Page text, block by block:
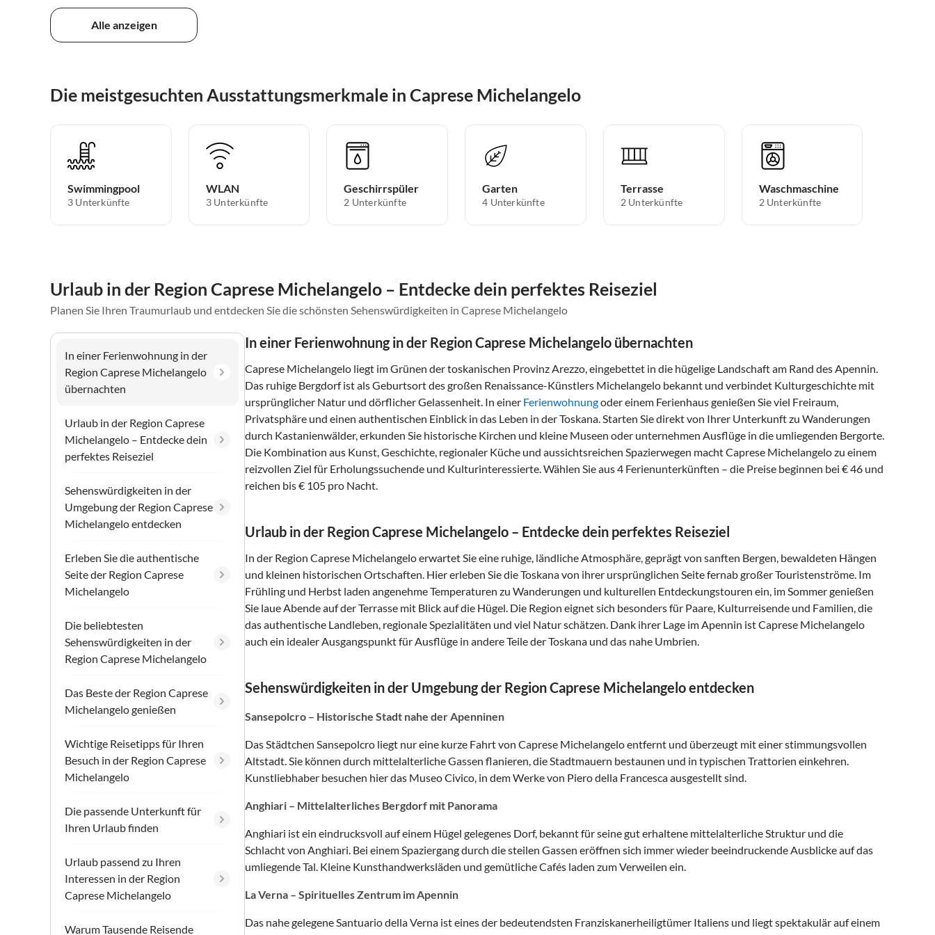
Alle anzeigen
Die meistgesuchten Ausstattungsmerkmale in Caprese Michelangelo
Swimmingpool
3 Unterkünfte
WLAN
3 Unterkünfte
Geschirrspüler
2 Unterkünfte
Garten
4 Unterkünfte
Terrasse
2 Unterkünfte
Waschmaschine
2 Unterkünfte
Urlaub in der Region Caprese Michelangelo – Entdecke dein perfektes Reiseziel
Planen Sie Ihren Traumurlaub und entdecken Sie die schönsten Sehenswürdigkeiten in Caprese Michelangelo
In einer Ferienwohnung in der
Region Caprese Michelangelo
übernachten
Urlaub in der Region Caprese
Michelangelo – Entdecke dein
perfektes Reiseziel
Sehenswürdigkeiten in der
Umgebung der Region Caprese
Michelangelo entdecken
Erleben Sie die authentische
Seite der Region Caprese
Michelangelo
Die beliebtesten
Sehenswürdigkeiten in der
Region Caprese Michelangelo
Das Beste der Region Caprese
Michelangelo genießen
Wichtige Reisetipps für Ihren
Besuch in der Region Caprese
Michelangelo
Die passende Unterkunft für
Ihren Urlaub finden
Urlaub passend zu Ihren
Interessen in der Region
Caprese Michelangelo
Warum Tausende Reisende
In einer Ferienwohnung in der Region Caprese Michelangelo übernachten
Caprese Michelangelo liegt im Grünen der toskanischen Provinz Arezzo, eingebettet in die hügelige Landschaft am Rand des Apennin.
Das ruhige Bergdorf ist als Geburtsort des großen Renaissance-Künstlers Michelangelo bekannt und verbindet Kulturgeschichte mit
ursprünglicher Natur und dörflicher Gelassenheit. In einer Ferienwohnungoder einem Ferienhaus genießen Sie viel Freiraum,
Privatsphäre und einen authentischen Einblick in das Leben in der Toskana. Starten Sie direkt von Ihrer Unterkunft zu Wanderungen
durch Kastanienwälder, erkunden Sie historische Kirchen und kleine Museen oder unternehmen Ausflüge in die umliegenden Bergorte.
Die Kombination aus Kunst, Geschichte, regionaler Küche und aussichtsreichen Spazierwegen macht Caprese Michelangelo zu einem
reizvollen Ziel für Erholungssuchende und Kulturinteressierte. Wählen Sie aus 4 Ferienunterkünften – die Preise beginnen bei € 46 und
reichen bis € 105 pro Nacht.
Urlaub in der Region Caprese Michelangelo – Entdecke dein perfektes Reiseziel
In der Region Caprese Michelangelo erwartet Sie eine ruhige, ländliche Atmosphäre, geprägt von sanften Bergen, bewaldeten Hängen
und kleinen historischen Ortschaften. Hier erleben Sie die Toskana von ihrer ursprünglichen Seite fernab großer Touristenströme. Im
Frühling und Herbst laden angenehme Temperaturen zu Wanderungen und kulturellen Entdeckungstouren ein, im Sommer genießen
Sie laue Abende auf der Terrasse mit Blick auf die Hügel. Die Region eignet sich besonders für Paare, Kulturreisende und Familien, die
das authentische Landleben, regionale Spezialitäten und viel Natur schätzen. Dank ihrer Lage im Apennin ist Caprese Michelangelo
auch ein idealer Ausgangspunkt für Ausflüge in andere Teile der Toskana und das nahe Umbrien.
Sehenswürdigkeiten in der Umgebung der Region Caprese Michelangelo entdecken
Sansepolcro – Historische Stadt nahe der Apenninen
Das Städtchen Sansepolcro liegt nur eine kurze Fahrt von Caprese Michelangelo entfernt und überzeugt mit einer stimmungsvollen
Altstadt. Sie können durch mittelalterliche Gassen flanieren, die Stadtmauern bestaunen und in typischen Trattorien einkehren.
Kunstliebhaber besuchen hier das Museo Civico, in dem Werke von Piero della Francesca ausgestellt sind.
Anghiari – Mittelalterliches Bergdorf mit Panorama
Anghiari ist ein eindrucksvoll auf einem Hügel gelegenes Dorf, bekannt für seine gut erhaltene mittelalterliche Struktur und die
Schlacht von Anghiari. Bei einem Spaziergang durch die steilen Gassen eröffnen sich immer wieder beeindruckende Ausblicke auf das
umliegende Tal. Kleine Kunsthandwerksläden und gemütliche Cafés laden zum Verweilen ein.
La Verna – Spirituelles Zentrum im Apennin
Das nahe gelegene Santuario della Verna ist eines der bedeutendsten Franziskanerheiligtümer Italiens und liegt spektakulär auf einem